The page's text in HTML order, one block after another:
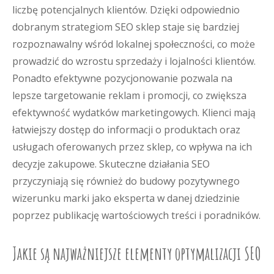
liczbę potencjalnych klientów. Dzięki odpowiednio
dobranym strategiom SEO sklep staje się bardziej
rozpoznawalny wśród lokalnej społeczności, co może
prowadzić do wzrostu sprzedaży i lojalności klientów.
Ponadto efektywne pozycjonowanie pozwala na
lepsze targetowanie reklam i promocji, co zwiększa
efektywność wydatków marketingowych. Klienci mają
łatwiejszy dostęp do informacji o produktach oraz
usługach oferowanych przez sklep, co wpływa na ich
decyzje zakupowe. Skuteczne działania SEO
przyczyniają się również do budowy pozytywnego
wizerunku marki jako eksperta w danej dziedzinie
poprzez publikację wartościowych treści i poradników.
Jakie są najważniejsze elementy optymalizacji SEO